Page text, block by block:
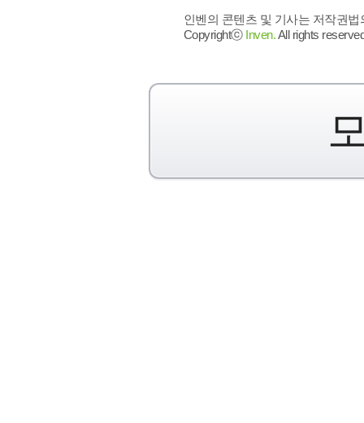
인벤의 콘텐츠 및 기사는 저작권
Copyrightⓒ Inven.All rights